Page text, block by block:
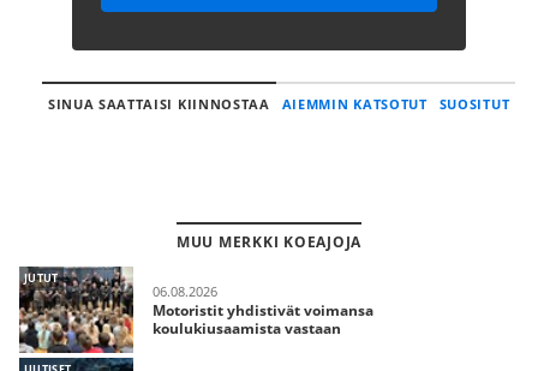
SINUA SAATTAISI KIINNOSTAA AIEMMIN KATSOTUT SUOSITUT
MUU MERKKI KOEAJOJA
JUTUT
06.08.2026
Motoristit yhdistivät voimansa
koulukiusaamista vastaan